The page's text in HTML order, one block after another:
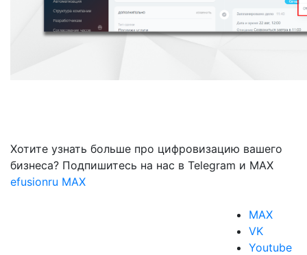
Хотите узнать больше про цифровизацию вашего
бизнеса? Подпишитесь на нас в Telegram и MAX
efusionru MAX
MAX
VK
Youtube